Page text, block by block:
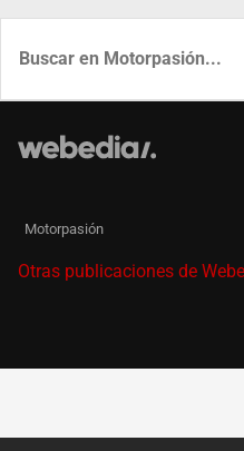
Motorpasión
Otras publicaciones de